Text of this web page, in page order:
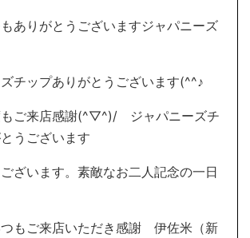
ありがとうございますジャパニーズ
チップありがとうございます(^^♪
もご来店感謝(^▽^)/ ジャパニーズチ
うございます
ざいます。素敵なお二人記念の一日
もご来店いただき感謝 伊佐米（新